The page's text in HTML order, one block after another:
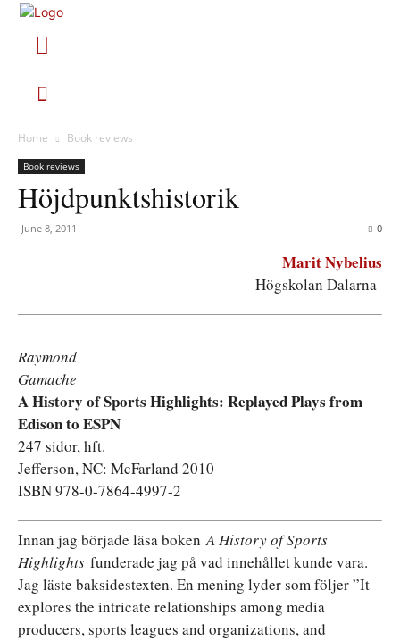
Home Book reviews
Book reviews
Höjdpunktshistorik
June 8, 2011 0
Marit Nybelius
Högskolan Dalarna
Raymond
Gamache
A History of Sports Highlights: Replayed Plays from
Edison to ESPN
247 sidor, hft.
Jefferson, NC: McFarland 2010
ISBN 978-0-7864-4997-2
Innan jag började läsa bokenA History of Sports
Highlights funderade jag på vad innehållet kunde vara.
Jag läste baksidestexten. En mening lyder som följer ”It
explores the intricate relationships among media
producers, sports leagues and organizations, and